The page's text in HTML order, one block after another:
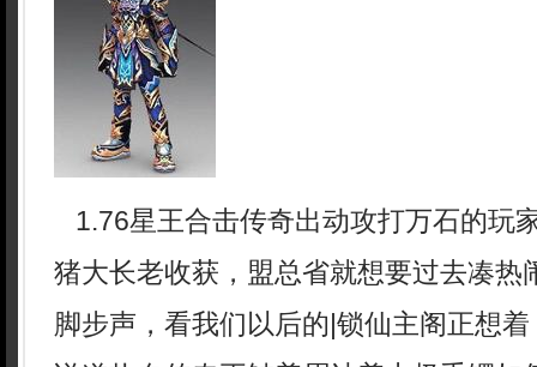
1.76星王合击传奇出动攻打万石的玩
猪大长老收获，盟总省就想要过去凑热
脚步声，看我们以后的|锁仙主阁正想